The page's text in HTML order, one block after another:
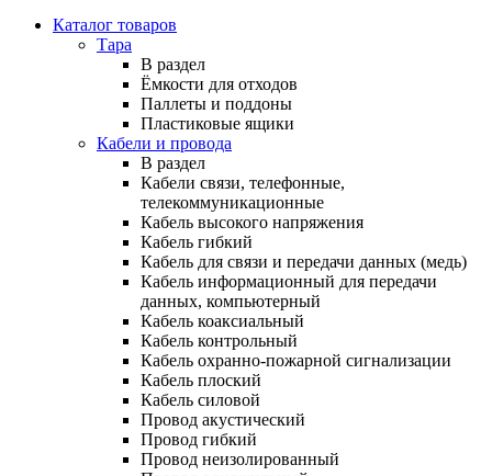
Каталог товаров
Тара
В раздел
Ёмкости для отходов
Паллеты и поддоны
Пластиковые ящики
Кабели и провода
В раздел
Кабели связи, телефонные,
телекоммуникационные
Кабель высокого напряжения
Кабель гибкий
Кабель для связи и передачи данных (медь)
Кабель информационный для передачи
данных, компьютерный
Кабель коаксиальный
Кабель контрольный
Кабель охранно-пожарной сигнализации
Кабель плоский
Кабель силовой
Провод акустический
Провод гибкий
Провод неизолированный